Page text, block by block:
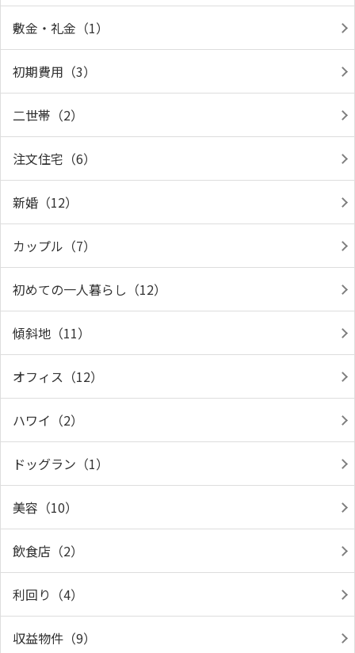
敷金・礼金（1）
初期費用（3）
二世帯（2）
注文住宅（6）
新婚（12）
カップル（7）
初めての一人暮らし（12）
傾斜地（11）
オフィス（12）
ハワイ（2）
ドッグラン（1）
美容（10）
飲食店（2）
利回り（4）
収益物件（9）